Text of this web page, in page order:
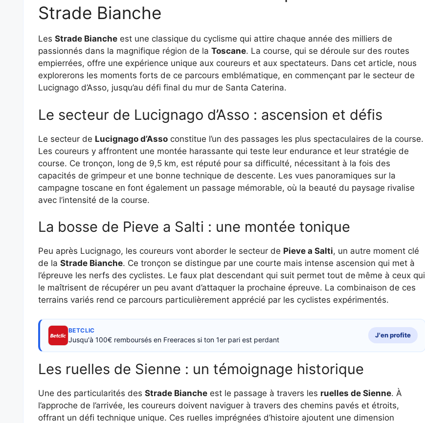
Strade Bianche
Les Strade Bianche est une classique du cyclisme qui attire chaque année des milliers de
passionnés dans la magnifique région de la Toscane. La course, qui se déroule sur des routes
empierrées, offre une expérience unique aux coureurs et aux spectateurs. Dans cet article, nous
explorerons les moments forts de ce parcours emblématique, en commençant par le secteur de
Lucignago d’Asso, jusqu’au défi final du mur de Santa Caterina.
Le secteur de Lucignago d’Asso : ascension et défis
Le secteur de Lucignago d’Asso constitue l’un des passages les plus spectaculaires de la course.
Les coureurs y affrontent une montée harassante qui teste leur endurance et leur stratégie de
course. Ce tronçon, long de 9,5 km, est réputé pour sa difficulté, nécessitant à la fois des
capacités de grimpeur et une bonne technique de descente. Les vues panoramiques sur la
campagne toscane en font également un passage mémorable, où la beauté du paysage rivalise
avec l’intensité de la course.
La bosse de Pieve a Salti : une montée tonique
Peu après Lucignago, les coureurs vont aborder le secteur de Pieve a Salti, un autre moment clé
de la Strade Bianche. Ce tronçon se distingue par une courte mais intense ascension qui met à
l’épreuve les nerfs des cyclistes. Le faux plat descendant qui suit permet tout de même à ceux qui
le maîtrisent de récupérer un peu avant d’attaquer la prochaine épreuve. La combinaison de ces
terrains variés rend ce parcours particulièrement apprécié par les cyclistes expérimentés.
BETCLIC
Jusqu'à 100€ remboursés en Freeraces si ton 1er pari est perdant
J'en profite
Les ruelles de Sienne : un témoignage historique
Une des particularités des Strade Bianche est le passage à travers les ruelles de Sienne. À
l’approche de l’arrivée, les coureurs doivent naviguer à travers des chemins pavés et étroits,
offrant un défi technique unique. Ces ruelles imprégnées d’histoire ajoutent une dimension